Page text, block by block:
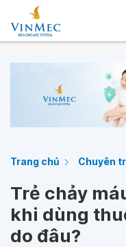
Trang chủ Chuyên
Trẻ chảy
khi dùng
do đâu?